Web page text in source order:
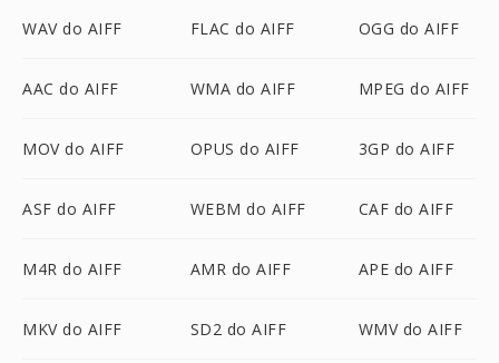
WAV do AIFF FLAC do AIFF OGG do AIFF
AAC do AIFF WMA do AIFF MPEG do AIFF
MOV do AIFF OPUS do AIFF 3GP do AIFF
ASF do AIFF WEBM do AIFF CAF do AIFF
M4R do AIFF AMR do AIFF APE do AIFF
MKV do AIFF SD2 do AIFF WMV do AIFF